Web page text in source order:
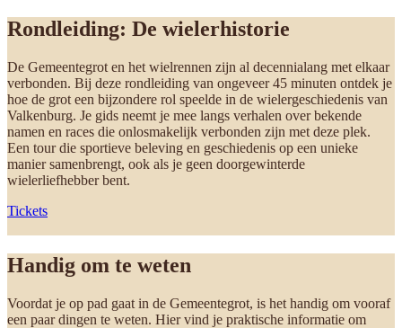
Rondleiding: De wielerhistorie
De Gemeentegrot en het wielrennen zijn al decennialang met elkaar
verbonden. Bij deze rondleiding van ongeveer 45 minuten ontdek je
hoe de grot een bijzondere rol speelde in de wielergeschiedenis van
Valkenburg. Je gids neemt je mee langs verhalen over bekende
namen en races die onlosmakelijk verbonden zijn met deze plek.
Een tour die sportieve beleving en geschiedenis op een unieke
manier samenbrengt, ook als je geen doorgewinterde
wielerliefhebber bent.
Tickets
Handig om te weten
Voordat je op pad gaat in de Gemeentegrot, is het handig om vooraf
een paar dingen te weten. Hier vind je praktische informatie om